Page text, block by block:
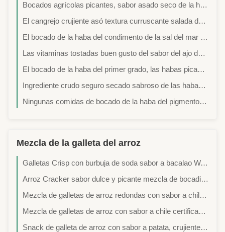
Bocados agrícolas picantes, sabor asado seco de la haba del Wasabi de las habas
El cangrejo crujiente asó textura curruscante salada de GMO de las habas de la tarifa baja NO- de la fractura
El bocado de la haba del condimento de la sal del mar salta el sabor picante pre que descasca tecnología
Las vitaminas tostadas buen gusto del sabor del ajo de Fava Beansn contuvieron la detección del metal
El bocado de la haba del primer grado, las habas picantes saladas escogió los materiales a dedo
Ingrediente crudo seguro secado sabroso de las habas verdes de Cripsy con la salud Certifiation
Ningunas comidas de bocado de la haba del pigmento, tamaño tamizaron servicio crujiente del OEM de las habas
Mezcla de la galleta del arroz
Galletas Crisp con burbuja de soda sabor a bacalao Wasabi
Arroz Cracker sabor dulce y picante mezcla de bocadillos de sabor Corea Las tiras de pastel de arroz desarrolladas para categorías étnicas de bocadillos
Mezcla de galletas de arroz redondas con sabor a chile/barbacoa OEM - Snacks crujientes con 12 meses de vida útil
Mezcla de galletas de arroz con sabor a chile certificadas BRC con cacahuetes - Snack Munchines
Snack de galleta de arroz con sabor a patata, crujiente, adecuado para envasado minorista y aplicaciones de servicio de alimentos